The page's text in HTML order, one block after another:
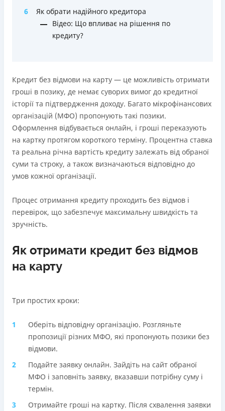
Вся інформація про кредит
6
Як обрати надійного кредитора
Відео: Що впливає на рішення по
кредиту?
Кредит без відмови на карту — це можливість отримати
гроші в позику, де немає суворих вимог до кредитної
історії та підтвердження доходу. Багато мікрофінансових
організацій (МФО) пропонують такі позики.
Оформлення відбувається онлайн, і гроші переказують
на картку протягом короткого терміну. Процентна ставка
та реальна річна вартість кредиту залежать від обраної
суми та строку, а також визначаються відповідно до
умов кожної організації.
Процес отримання кредиту проходить без відмов і
перевірок, що забезпечує максимальну швидкість та
зручність.
Як отримати кредит без відмов
на карту
Три простих кроки:
Оберіть відповідну організацію. Розгляньте
пропозиції різних МФО, які пропонують позики без
відмови.
Подайте заявку онлайн. Зайдіть на сайт обраної
МФО і заповніть заявку, вказавши потрібну суму і
термін.
Отримайте гроші на картку. Після схвалення заявки